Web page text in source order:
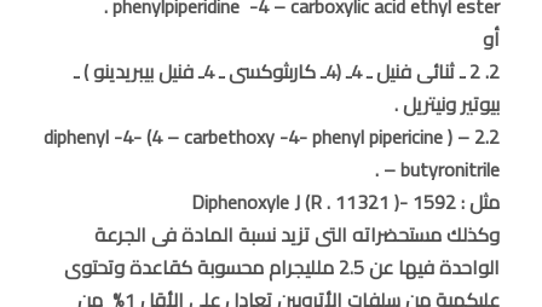
أو
2. 2 ـ ثنائى فنيل ـ 4ـ (4ـ كاربثوكسى ـ 4ـ فنيل بيبريدينو ) ـ
بيوتير ونيتريل .
2.2 – diphenyl -4- (4 – carbethoxy -4- phenyl pipericine )
– butyronitrile .
مثل : Diphenoxyle J (R . 11321 )- 1592
وكذلك مستحضراته التى تزيد نسبة المادة فى الجرعة
الواحدة فيها عن 2.5 ملليجرام محسوبة كقاعدة وتحتوى
علىكمية من سلفات الأتروبين تعادل على الأقل 1% من